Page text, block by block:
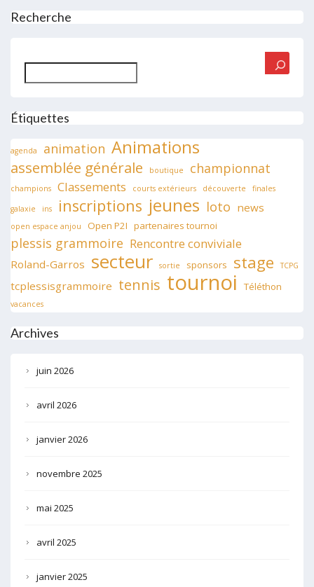
Recherche
Étiquettes
agenda animation Animations
assemblée générale boutique championnat
champions Classements courts extérieurs découverte finales
galaxie ins inscriptions jeunes loto news
open espace anjou Open P2I partenaires tournoi
plessis grammoire Rencontre conviviale
Roland-Garros secteur sortie sponsors stage TCPG
tcplessisgrammoire tennis tournoi Téléthon
vacances
Archives
juin 2026
avril 2026
janvier 2026
novembre 2025
mai 2025
avril 2025
janvier 2025